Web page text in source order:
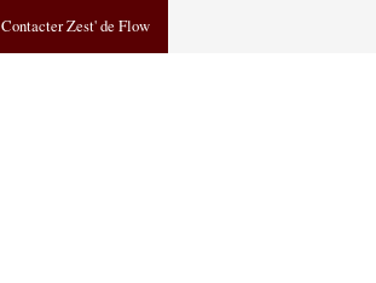
Contacter Zest' de Flow